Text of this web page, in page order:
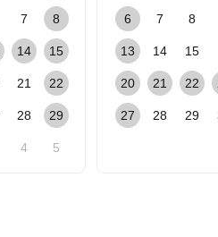
7 8
14 15
21 22
28 29
4 5
6 7 8
13 14 15
20 21 22
27 28 29